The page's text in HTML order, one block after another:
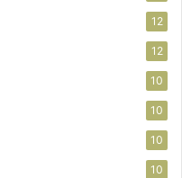
12
12
10
10
10
10